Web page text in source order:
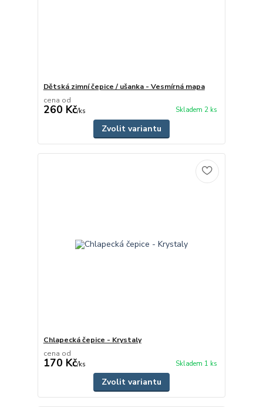
Dětská zimní čepice / ušanka - Vesmírná mapa
cena od
260 Kč/ks Skladem 2 ks
Zvolit variantu
Chlapecká čepice - Krystaly
cena od
170 Kč/ks Skladem 1 ks
Zvolit variantu